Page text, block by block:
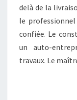
delà de la
le
confiée. Le
un auto-
travaux. Le